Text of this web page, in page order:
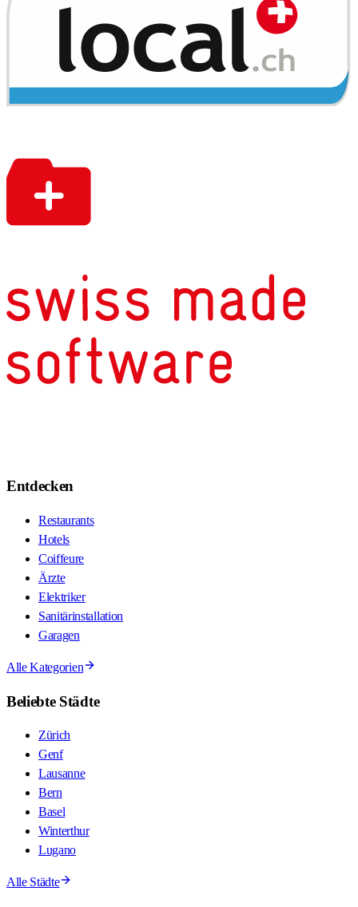
Entdecken
Restaurants
Hotels
Coiffeure
Ärzte
Elektriker
Sanitärinstallation
Garagen
Alle Kategorien
Beliebte Städte
Zürich
Genf
Lausanne
Bern
Basel
Winterthur
Lugano
Alle Städte